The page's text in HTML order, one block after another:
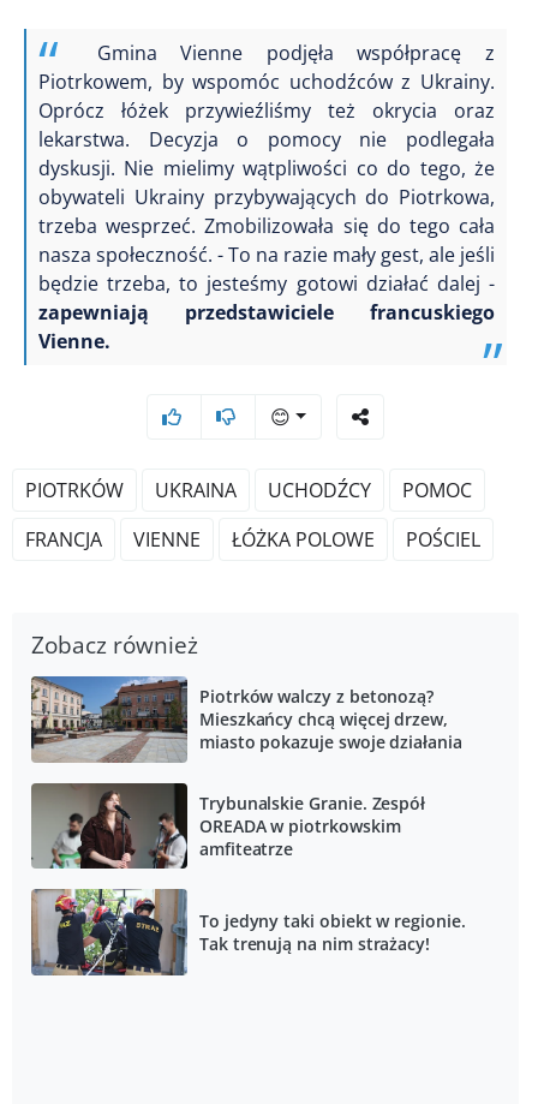
Gmina Vienne podjęła współpracę z
Piotrkowem, by wspomóc uchodźców z Ukrainy.
Oprócz łóżek przywieźliśmy też okrycia oraz
lekarstwa. Decyzja o pomocy nie podlegała
dyskusji. Nie mielimy wątpliwości co do tego, że
obywateli Ukrainy przybywających do Piotrkowa,
trzeba wesprzeć. Zmobilizowała się do tego cała
nasza społeczność. - To na razie mały gest, ale jeśli
będzie trzeba, to jesteśmy gotowi działać dalej -
zapewniają przedstawiciele francuskiego
Vienne.
😊
PIOTRKÓW UKRAINA UCHODŹCY
POMOC
FRANCJA
VIENNE ŁÓŻKA POLOWE POŚCIEL
Zobacz również
Piotrków walczy z betonozą?
Mieszkańcy chcą więcej drzew,
miasto pokazuje swoje działania
Trybunalskie Granie. Zespół
OREADA w piotrkowskim
amfiteatrze
To jedyny taki obiekt w regionie.
Tak trenują na nim strażacy!